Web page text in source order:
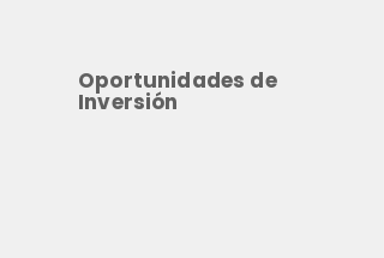
Oportunidades de
Inversión